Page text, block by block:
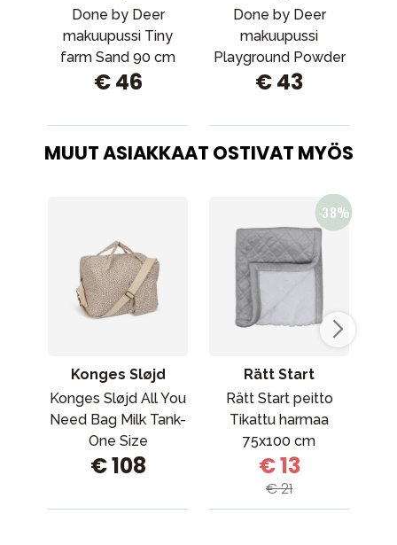
Done by Deer
makuupussi Tiny
farm Sand 90 cm
€ 46
Done by Deer
makuupussi
Playground Powder
70 cm
€ 43
MUUT ASIAKKAAT OSTIVAT MYÖS
Konges Sløjd
Konges Sløjd All You
Need Bag Milk Tank-
One Size
€ 108
Rätt Start
Rätt Start peitto
Tikattu harmaa
75x100 cm
€ 13
€ 21